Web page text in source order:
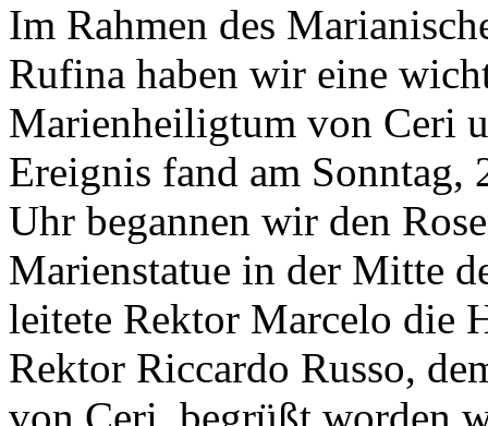
Im Rahmen des
Rufina haben wir eine
Marienheiligtum von Ceri
Ereignis fand am Sonntag,
Uhr begannen wir den
Marienstatue in der Mitte
leitete Rektor Marcelo die
Rektor Riccardo Russo,